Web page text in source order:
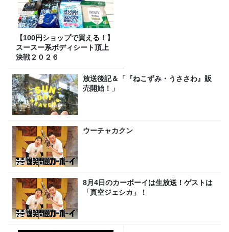
【100円ショップで買える！】
スースー系ボディシート頂上
決戦２０２６
放送後記＆「『ねこずみ・うささわ』販
売開始！」
ウーチャカクン
8月4日のカーボーイは生放送！ゲストは
「真空ジェシカ」！